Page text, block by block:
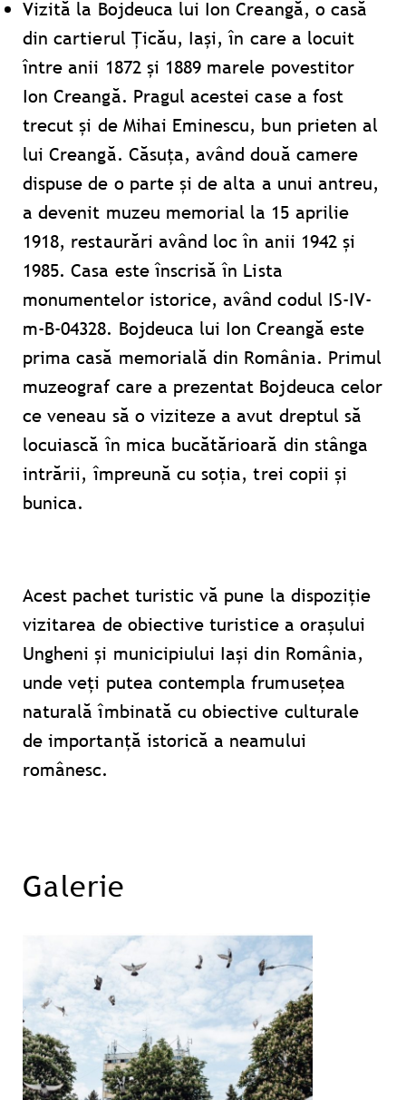
Vizită la Bojdeuca lui Ion Creangă, o casă
din cartierul Țicău, Iași, în care a locuit
între anii 1872 și 1889 marele povestitor
Ion Creangă. Pragul acestei case a fost
trecut și de Mihai Eminescu, bun prieten al
lui Creangă. Căsuța, având două camere
dispuse de o parte și de alta a unui antreu,
a devenit muzeu memorial la 15 aprilie
1918, restaurări având loc în anii 1942 și
1985. Casa este înscrisă în Lista
monumentelor istorice, având codul IS-IV-
m-B-04328. Bojdeuca lui Ion Creangă este
prima casă memorială din România. Primul
muzeograf care a prezentat Bojdeuca celor
ce veneau să o viziteze a avut dreptul să
locuiască în mica bucătărioară din stânga
intrării, împreună cu soția, trei copii și
bunica.
Acest pachet turistic vă pune la dispoziție
vizitarea de obiective turistice a orașului
Ungheni și municipiului Iași din România,
unde veți putea contempla frumusețea
naturală îmbinată cu obiective culturale
de importanță istorică a neamului
românesc.
Galerie